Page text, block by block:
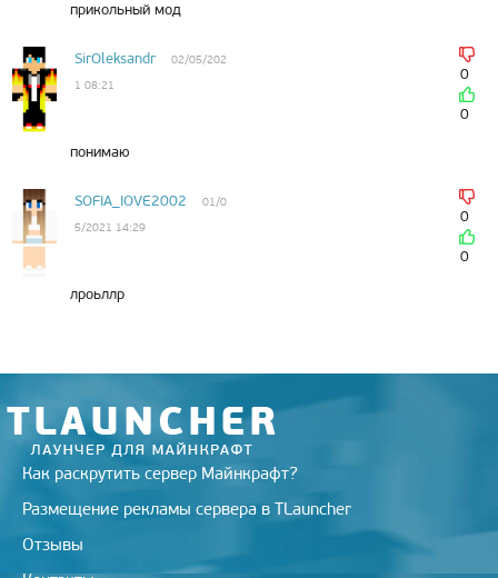
прикольный мод
SirOleksandr
02/05/202
1 08:21
0
0
понимаю
SOFIA_IOVE2002
01/0
5/2021 14:29
0
0
лроьллр
Как раскрутить сервер Майнкрафт?
Размещение рекламы сервера в TLauncher
Отзывы